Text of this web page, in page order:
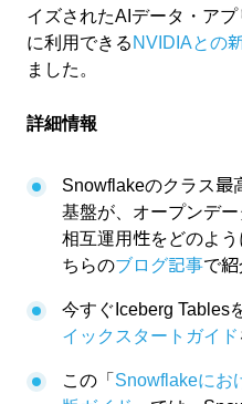
イズされたAIデータ・ア
に利用できる NVIDIAとの
ました。
詳細情報
Snowflakeのクラス最
基盤が、オープンデ
相互運用性をどのよ
ちらのブログ記事で紹
今すぐIceberg Tables
イックスタートガイド
この「 Snowflakeにお